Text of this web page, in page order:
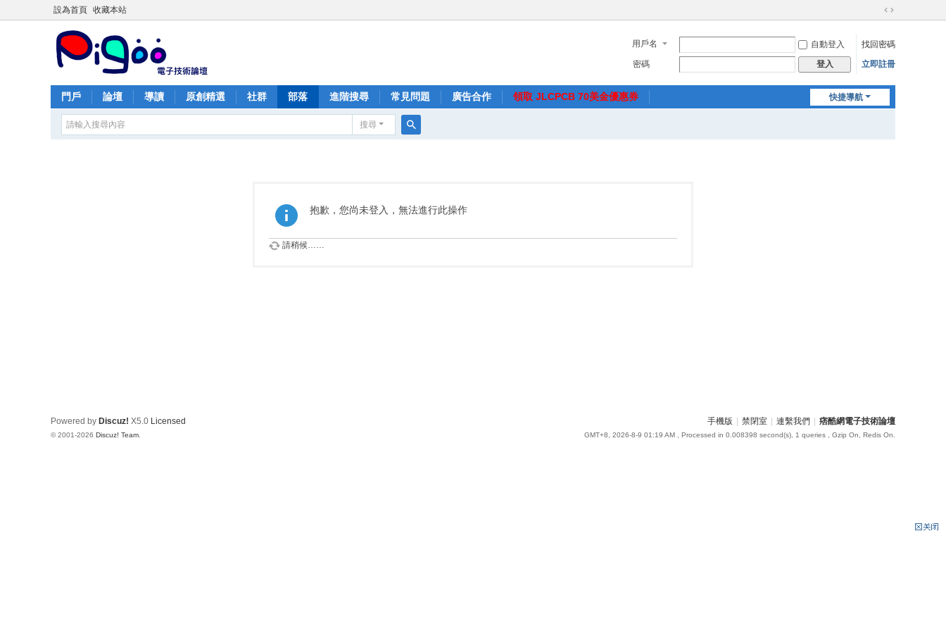
設為首頁 收藏本站
切
到
寬
用戶名 自動登入
找回密碼
密碼
登入 立即註冊
快捷導航
門戶 論壇 導讀 原創精選 社群 部落 進階搜尋 常見問題 廣告合作 領取 JLCPCB 70美金優惠券
搜尋
抱歉，您尚未登入，無法進行此操作
請稍候……
手機版 禁閉室 連繫我們 痞酷網電子技術論壇
GMT+8, 2026-8-9 01:19 AM , Processed in 0.008398 second(s), 1 queries , Gzip On, Redis On.
Powered by Discuz! X5.0 Licensed
© 2001-2026 Discuz! Team